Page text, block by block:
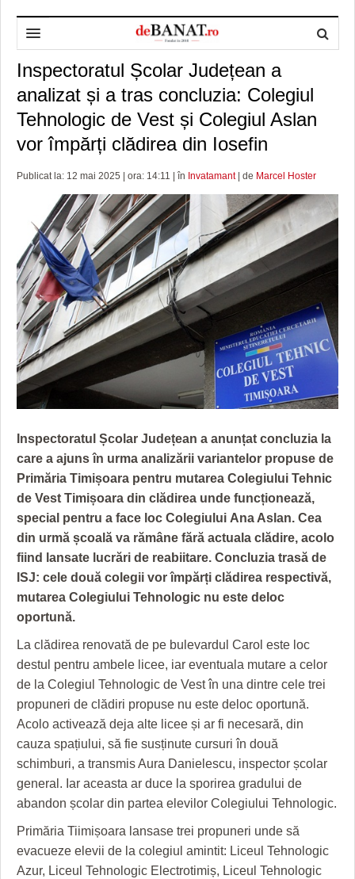
HOME
DESPRE NOI
REDACȚIA DEBANAT
POLITICA DE CONFIDENȚIALITATE
ADMINISTRAȚIE
PRIMĂRIA TIMIŞOARA
PREFECTURA TIMIŞ
POLITICĂ
POLI TIMISOARA
FOTBAL JUDETEAN
ALTE SPORTURI
OPINII
DOSARELE DEBANAT
ETICA LUCIDITĂȚII ASISTATE
JURNAL DE CAMPANIE
ZÂMBETE AMARE
GRĂDINA TAICII DOMNULUI
ZIARISTU’ DE TERASĂ
FINANŢĂRI DE LA A LA Z
PE SURSE
TIMP LIBER ȘI CULTURĂ
TIMP LIBER
ULTRAMARIN VA RECOMANDA
CULTURA
CRONICĂ DE FILM
UNDE MERGEM
CLIPURI VIDEO
JOCURI ONLINE
ECONOMIC
AFACERI
SĂNĂTATE
MAI MULTE
ACCIDENTE
ANUNŢURI
CULTURA
INVATAMANT
JUSTITIE
FILME DOCUMENTARE
CLIPURI VIDEO
JOCURI ONLINE
DIVERSE
FARMACII DIN TIMIŞOARA
LICEE, ŞCOLI ŞI GRĂDINIŢE DIN TIMIŞ
PRIMĂRIILE DIN TIMIŞ
SFATUL MEDICULUI
SFATURI JURIDICE
Inspectoratul Școlar Județean a
analizat și a tras concluzia: Colegiul
Tehnologic de Vest și Colegiul Aslan
vor împărți clădirea din Iosefin
Publicat la: 12 mai 2025 | ora: 14:11 | în Invatamant| de Marcel Hoster
Inspectoratul Școlar Județean a anunțat concluzia la
care a ajuns în urma analizării variantelor propuse de
Primăria Timișoara pentru mutarea Colegiului Tehnic
de Vest Timișoara din clădirea unde funcționează,
special pentru a face loc Colegiului Ana Aslan. Cea
din urmă școală va rămâne fără actuala clădire, acolo
fiind lansate lucrări de reabiitare. Concluzia trasă de
ISJ: cele două colegii vor împărți clădirea respectivă,
mutarea Colegiului Tehnologic nu este deloc
oportună.
La clădirea renovată de pe bulevardul Carol este loc
destul pentru ambele licee, iar eventuala mutare a celor
de la Colegiul Tehnologic de Vest în una dintre cele trei
propuneri de clădiri propuse nu este deloc oportună.
Acolo activează deja alte licee și ar fi necesară, din
cauza spațiului, să fie susținute cursuri în două
schimburi, a transmis Aura Danielescu, inspector școlar
general. Iar aceasta ar duce la sporirea gradului de
abandon școlar din partea elevilor Colegiului Tehnologic.
Primăria Tiimișoara lansase trei propuneri unde să
evacueze elevii de la colegiul amintit: Liceul Tehnologic
Azur, Liceul Tehnologic Electrotimiș, Liceul Tehnologic